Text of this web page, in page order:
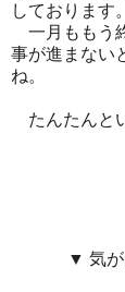
しております。
一月ももう
事が進まない
ね。
たんたんと
▼ 気